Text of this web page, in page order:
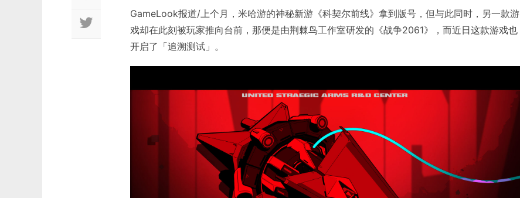
GameLook报道/上个月，米哈游的神秘新游《科契尔前线》拿到版号，但与此同时，另一款游
戏却在此刻被玩家推向台前，那便是由荆棘鸟工作室研发的《战争2061》，而近日这款游戏也
开启了「追溯测试」。